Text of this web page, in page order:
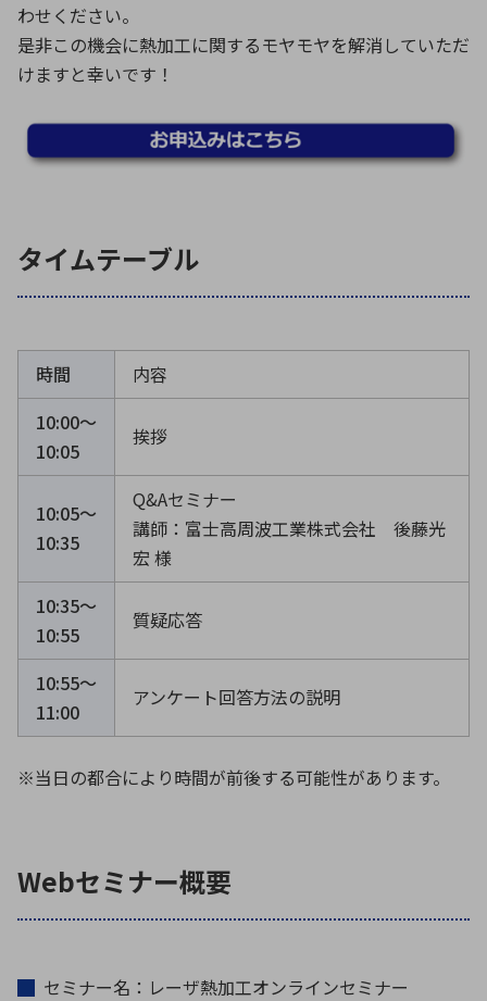
わせください。
是非この機会に熱加工に関するモヤモヤを解消していただ
けますと幸いです！
タイムテーブル
時間
内容
10:00〜
10:05
挨拶
10:05〜
10:35
Q&Aセミナー
講師：富士高周波工業株式会社 後藤光
宏 様
10:35〜
10:55
質疑応答
10:55〜
11:00
アンケート回答方法の説明
※当日の都合により時間が前後する可能性があります。
Webセミナー概要
セミナー名：レーザ熱加工オンラインセミナー